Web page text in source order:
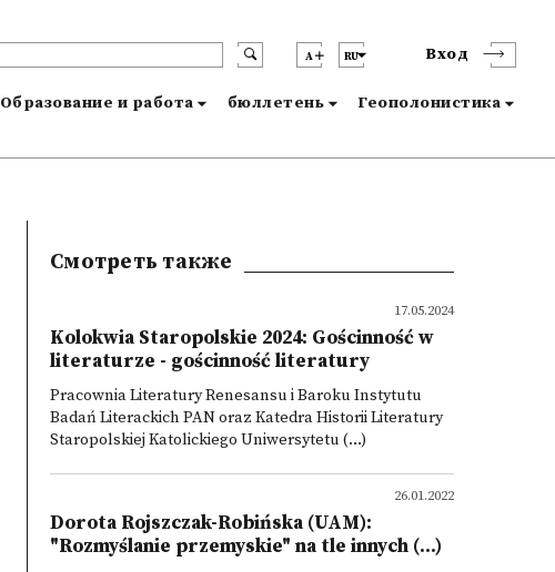
A RU Вход
Образование и работа бюллетень Геополонистика
Смотреть также
17.05.2024
Kolokwia Staropolskie 2024: Gościnność w
literaturze - gościnność literatury
Pracownia Literatury Renesansu i Baroku Instytutu
Badań Literackich PAN oraz Katedra Historii Literatury
Staropolskiej Katolickiego Uniwersytetu (...)
26.01.2022
Dorota Rojszczak-Robińska (UAM):
"Rozmyślanie przemyskie" na tle innych (...)